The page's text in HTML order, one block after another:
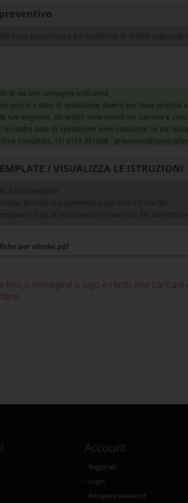
il tuo preventivo e poi trasforma in ordine seguendo
di iva con consegna indicativa
prezzi e date di spedizione diversi per dare priorità
tue esigenze. Gli ordini sono inviati via corriere e
le nostre date di spedizione sono indicative.Se hai
contattaci. Tel 0165 361068 -
/ VISUALIZZA LE ISTRUZIONI
il tuo prodotto?
procedi al pagamento e poi carica il tuo file.
e fogli di istruzioni per creare un file corretto
per adesivi.pdf
foto o immagine o logo e i testi devi caricarli
Account
Registrati
Login
Recupera password